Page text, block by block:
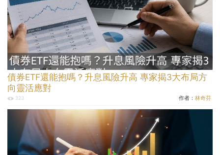
債券ETF還能抱嗎？升息風險升高 專家揭3大布局方
向靈活應對
323 作者： 林奇芬